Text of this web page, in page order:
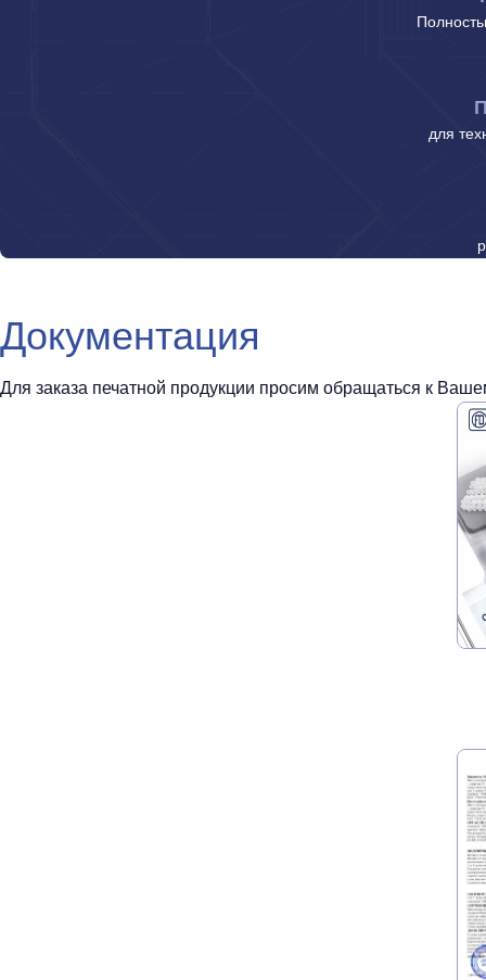
для
Документация
Для заказа печатной продукции просим обращаться к